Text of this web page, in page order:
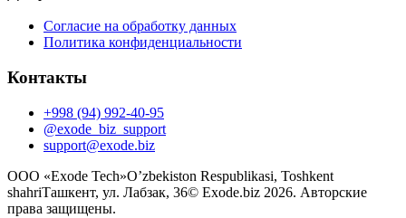
Согласие на обработку данных
Политика конфиденциальности
Контакты
+998 (94) 992-40-95
@exode_biz_support
support@exode.biz
OOO «Exode Tech»O’zbekiston Respublikasi, Toshkent
shahriТашкент, ул. Лабзак, 36© Exode.biz 2026. Авторские
права защищены.